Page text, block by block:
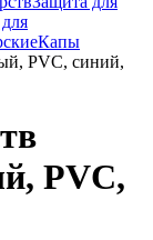
Капы
PVC, синий,
PVC,